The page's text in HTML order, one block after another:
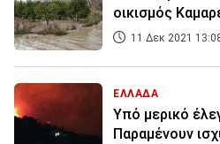
οικισμός
11 Δεκ 2021
ΕΛΛΑΔΑ
Υπό μερικό
Παραμένουν